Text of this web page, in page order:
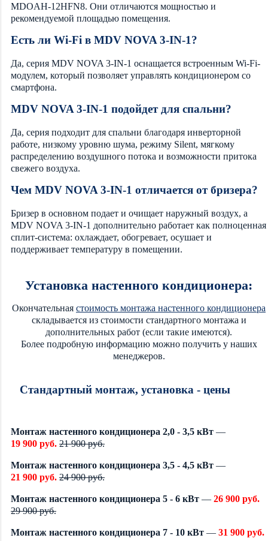
MDOAH-12HFN8. Они отличаются мощностью и
рекомендуемой площадью помещения.
Есть ли Wi-Fi в MDV NOVA 3-IN-1?
Да, серия MDV NOVA 3-IN-1 оснащается встроенным Wi-Fi-
модулем, который позволяет управлять кондиционером со
смартфона.
MDV NOVA 3-IN-1 подойдет для спальни?
Да, серия подходит для спальни благодаря инверторной
работе, низкому уровню шума, режиму Silent, мягкому
распределению воздушного потока и возможности притока
свежего воздуха.
Чем MDV NOVA 3-IN-1 отличается от бризера?
Бризер в основном подает и очищает наружный воздух, а
MDV NOVA 3-IN-1 дополнительно работает как полноценная
сплит-система: охлаждает, обогревает, осушает и
поддерживает температуру в помещении.
Установка настенного кондиционера:
Окончательная стоимость монтажа настенного кондиционера
складывается из стоимости стандартного монтажа и
дополнительных работ (если такие имеются).
Более подробную информацию можно получить у наших
менеджеров.
Стандартный монтаж, установка - цены
Монтаж настенного кондиционера 2,0 - 3,5 кВт —
19 900 руб. 21 900 руб.
Монтаж настенного кондиционера 3,5 - 4,5 кВт —
21 900 руб. 24 900 руб.
Монтаж настенного кондиционера 5 - 6 кВт — 26 900 руб.
29 900 руб.
Монтаж настенного кондиционера 7 - 10 кВт — 31 900 руб.